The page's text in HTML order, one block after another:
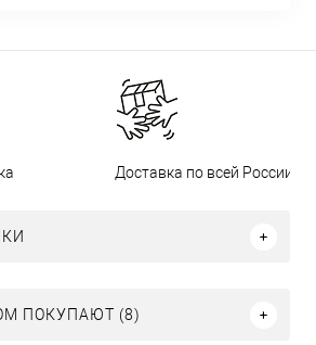
Доставка по всей России
ПОКУПАЮТ (8)